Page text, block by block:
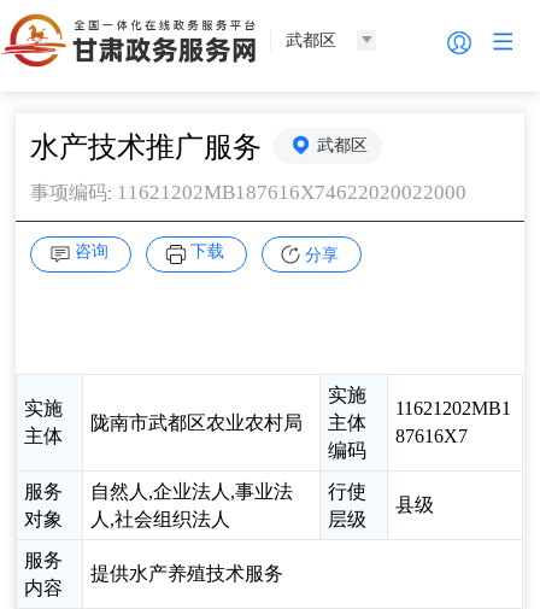
武都区
水产技术推广服务 武都区
事项编码: 11621202MB187616X74622020022000
咨询 下载 分享
实施
主体
陇南市武都区农业农村局
实施
主体
编码
11621202MB1
87616X7
服务
对象
自然人,企业法人,事业法
人,社会组织法人
行使
层级
县级
服务
内容
提供水产养殖技术服务